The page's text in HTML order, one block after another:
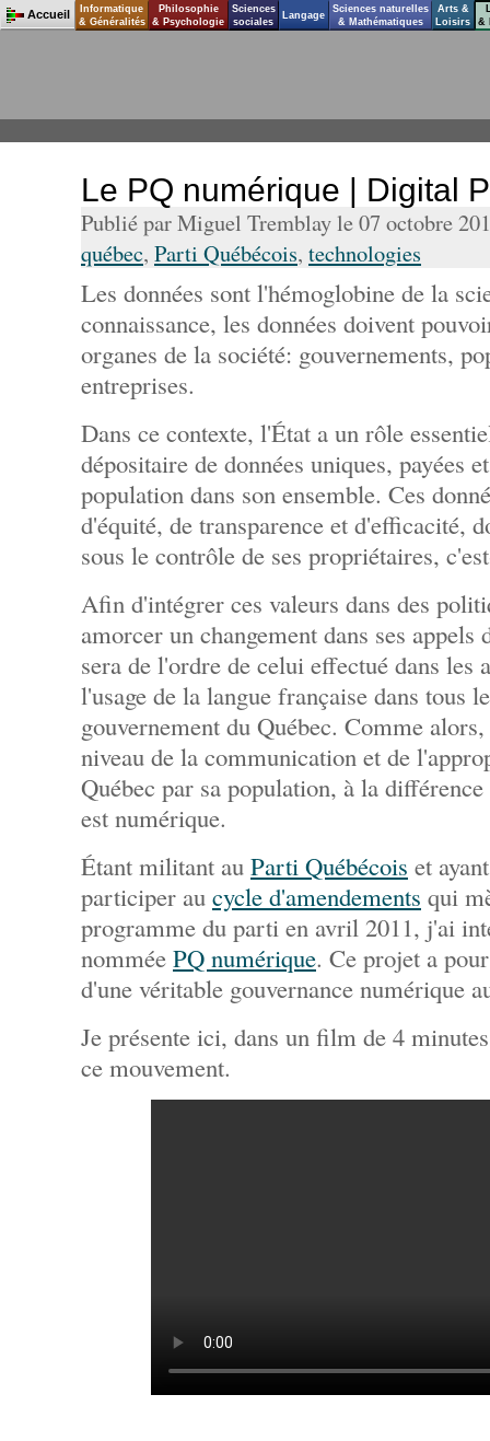
Le PQ numérique | Digital
Publié par Miguel Tremblay le 07 octobre
québec, Parti Québécois, technologies
Les données sont l'hémoglobine de la
connaissance, les données doivent
organes de la société: gouvernements,
entreprises.
Dans ce contexte, l'État a un rôle
dépositaire de données uniques, payées
population dans son ensemble. Ces
d'équité, de transparence et d'efficacité,
sous le contrôle de ses propriétaires,
Afin d'intégrer ces valeurs dans des
amorcer un changement dans ses appels
sera de l'ordre de celui effectué dans les
l'usage de la langue française dans tous
gouvernement du Québec. Comme
niveau de la communication et de
Québec par sa population, à la
est numérique.
Étant militant au Parti Québécois et
participer au cycle d'amendements qui
programme du parti en avril 2011, j'ai
nommée PQ numérique. Ce projet a
d'une véritable gouvernance numérique
Je présente ici, dans un film de 4
ce mouvement.
Accueil
Informatique
& Généralités
Philosophie
& Psychologie
Sciences
sociales
Langage
Sciences naturelles
& Mathématiques
Arts &
Loisirs
&